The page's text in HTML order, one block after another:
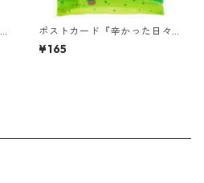
ポストカード『辛かった日々
も、苦しかった思い
も・・・』
¥165